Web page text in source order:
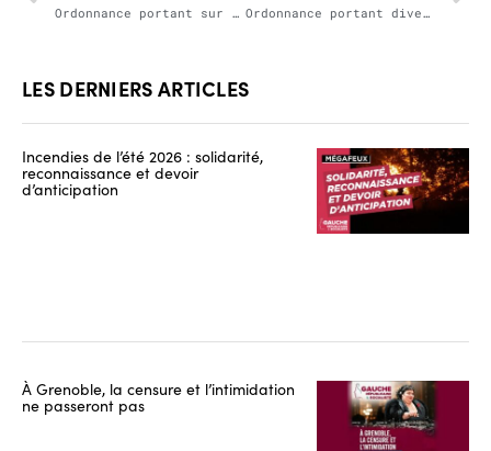
Ordonnance portant sur la prolongation de la durée de validité des documents de séjour Ordonnance portant diverses mesures d’adaptation des règles de passation, de procédure ou d’exécution des contrats soumis au code de la commande publique et des contrats publics qui n’en relèvent pas
LES DERNIERS ARTICLES
Incendies de l’été 2026 : solidarité,
reconnaissance et devoir
d’anticipation
À Grenoble, la censure et l’intimidation
ne passeront pas